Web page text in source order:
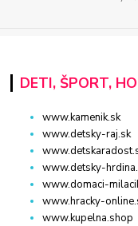
DETI, ŠPORT,
www.kamenik.sk
www.detsky-raj.sk
www.detsky-
www.domaci-
www.hracky-
www.kupelna.shop